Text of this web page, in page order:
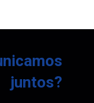
juntos?